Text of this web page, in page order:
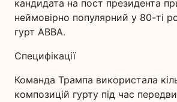
кандидата на пост президента
неймовірно популярний у 80-ті
гурт ABBA.
Специфікації
Команда Трампа використала
композицій гурту під час